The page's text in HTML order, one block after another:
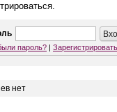
пароль? |
нет